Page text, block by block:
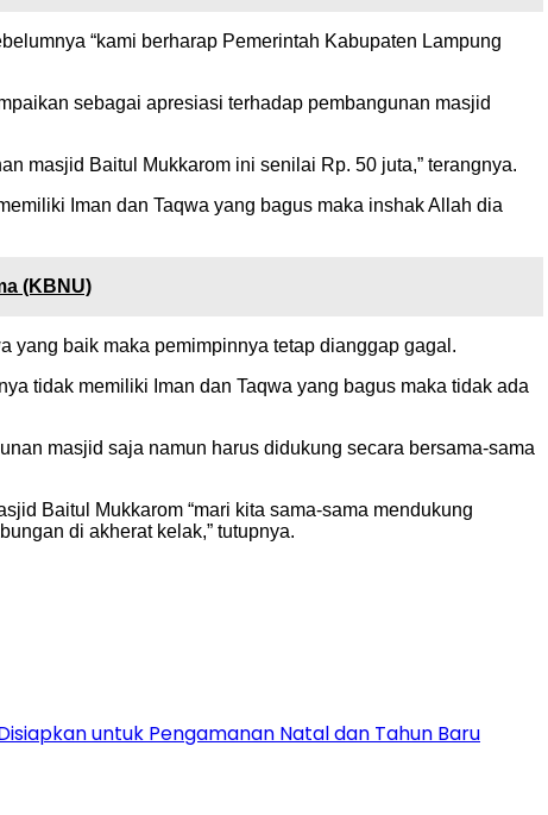
“kami berharap Pemerintah Kabupaten Lampung
sebagai apresiasi terhadap pembangunan masjid
masjid Baitul Mukkarom ini senilai Rp. 50 juta,” terangnya.
Iman dan Taqwa yang bagus maka inshak Allah dia
(KBNU)
yang baik maka pemimpinnya tetap dianggap gagal.
tidak memiliki Iman dan Taqwa yang bagus maka tidak ada
masjid saja namun harus didukung secara bersama-sama
Baitul Mukkarom “mari kita sama-sama mendukung
di akherat kelak,” tutupnya.
untuk Pengamanan Natal dan Tahun Baru